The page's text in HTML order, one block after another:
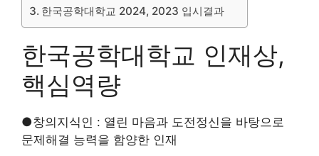
한국공학대학교 2024, 2023 입시결과
한국공학대학교 인재상,
핵심역량
●창의지식인 : 열린 마음과 도전정신을 바탕으로
문제해결 능력을 함양한 인재